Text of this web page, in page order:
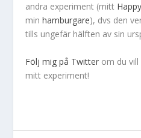
andra experiment (mitt
minhamburgare), dvs den
tills ungefär hälften av sin
Följ mig på Twitter om du
mitt experiment!